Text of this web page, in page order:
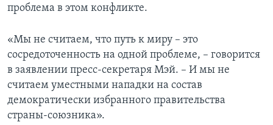
проблема в этом конфликте.
«Мы не считаем, что путь к миру – это
сосредоточенность на одной проблеме, – говорится
в заявлении пресс-секретаря Мэй. – И мы не
считаем уместными нападки на состав
демократически избранного правительства
страны-союзника».